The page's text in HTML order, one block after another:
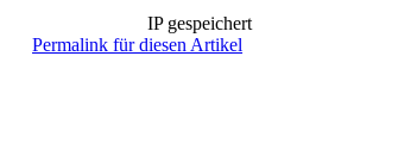
IP gespeichert
Permalink für diesen Artikel